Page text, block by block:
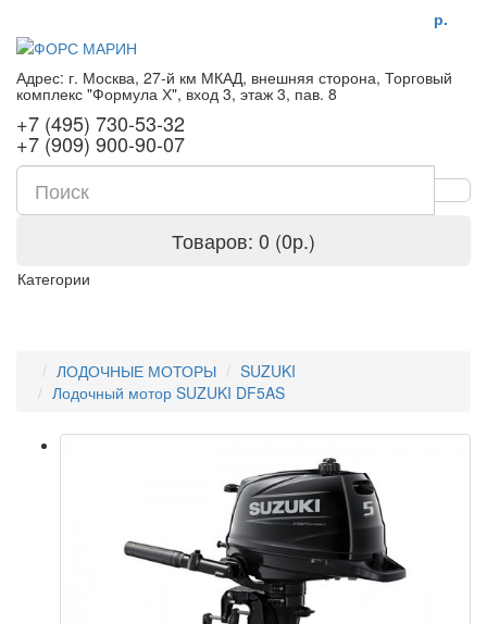
р.
Адрес: г. Москва, 27-й км МКАД, внешняя сторона, Торговый
комплекс "Формула Х", вход 3, этаж 3, пав. 8
+7 (495) 730-53-32
+7 (909) 900-90-07
Товаров: 0 (0р.)
Категории
ЛОДОЧНЫЕ МОТОРЫ
SUZUKI
Лодочный мотор SUZUKI DF5AS